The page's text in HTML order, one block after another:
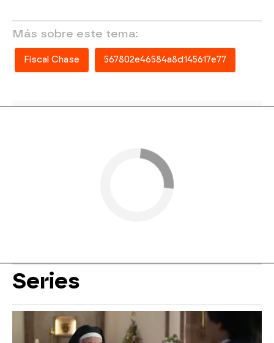
Más sobre este tema:
Fiscal Chase 567802e46584a8d145617e77
Series